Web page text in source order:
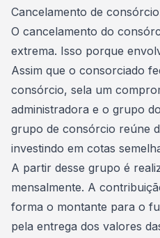
Cancelamento de
O cancelamento do
extrema. Isso porque
Assim que o consorciado
consórcio, sela um
administradora e o grupo
grupo de consórcio reúne
investindo em cotas
A partir desse grupo é
mensalmente. A
forma o montante para o
pela entrega dos valores